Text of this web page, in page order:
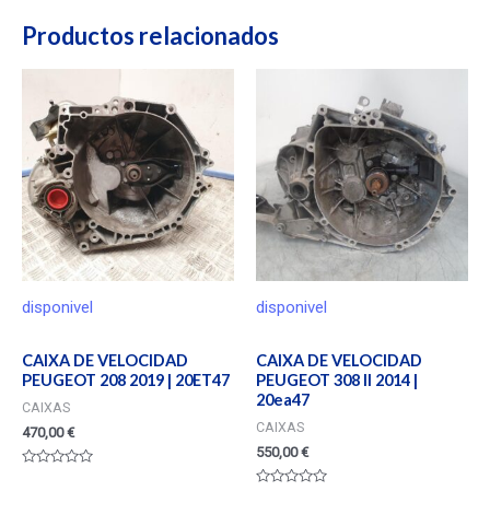
Productos relacionados
disponivel
CAIXA DE VELOCIDAD
PEUGEOT 208 2019 | 20ET47
CAIXAS
470,00€
disponivel
CAIXA DE VELOCIDAD
PEUGEOT 308 II 2014 |
20ea47
CAIXAS
550,00€